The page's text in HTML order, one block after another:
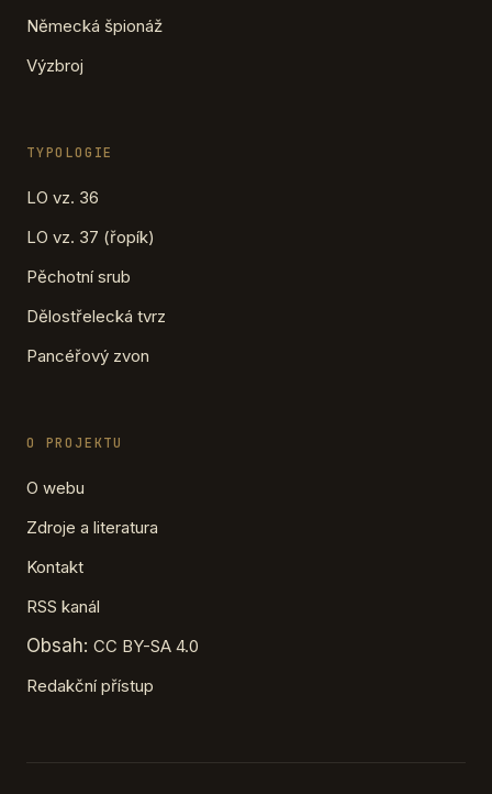
Německá špionáž
Výzbroj
TYPOLOGIE
LO vz. 36
LO vz. 37 (řopík)
Pěchotní srub
Dělostřelecká tvrz
Pancéřový zvon
O PROJEKTU
O webu
Zdroje a literatura
Kontakt
RSS kanál
Obsah: CC BY-SA 4.0
Redakční přístup